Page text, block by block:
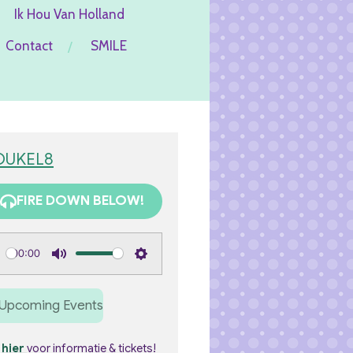
Ik Hou Van Holland
Contact
SMILE
FIRE DOWN BELOW!
00:00
M
u
t
S
Events
hier voor informatie & tickets!